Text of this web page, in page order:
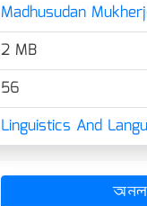
Madhusudan
2 MB
56
Linguistics And